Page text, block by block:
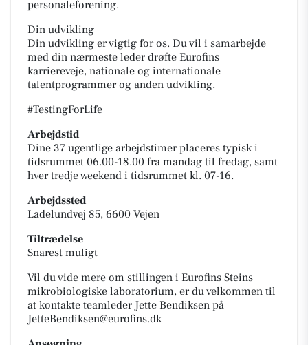
personaleforening.
Din udvikling
Din udvikling er vigtig for os. Du vil i samarbejde
med din nærmeste leder drøfte Eurofins
karriereveje, nationale og internationale
talentprogrammer og anden udvikling.
#TestingForLife
Arbejdstid
Dine 37 ugentlige arbejdstimer placeres typisk i
tidsrummet 06.00-18.00 fra mandag til fredag, samt
hver tredje weekend i tidsrummet kl. 07-16.
Arbejdssted
Ladelundvej 85, 6600 Vejen
Tiltrædelse
Snarest muligt
Vil du vide mere om stillingen i Eurofins Steins
mikrobiologiske laboratorium, er du velkommen til
at kontakte teamleder Jette Bendiksen på
JetteBendiksen@eurofins.dk